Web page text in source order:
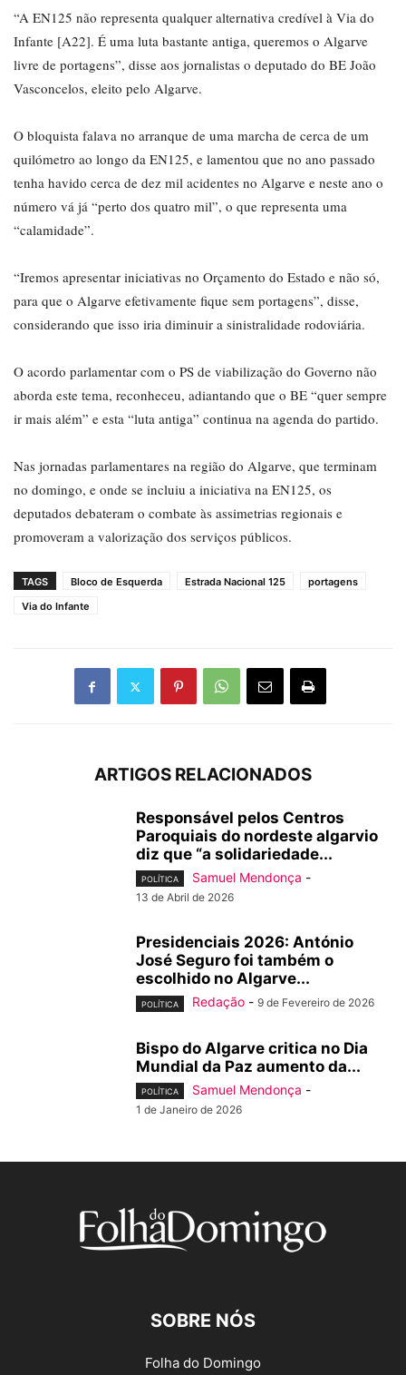
“A EN125 não representa qualquer alternativa credível à Via do
Infante [A22]. É uma luta bastante antiga, queremos o Algarve
livre de portagens”, disse aos jornalistas o deputado do BE João
Vasconcelos, eleito pelo Algarve.
O bloquista falava no arranque de uma marcha de cerca de um
quilómetro ao longo da EN125, e lamentou que no ano passado
tenha havido cerca de dez mil acidentes no Algarve e neste ano o
número vá já “perto dos quatro mil”, o que representa uma
“calamidade”.
“Iremos apresentar iniciativas no Orçamento do Estado e não só,
para que o Algarve efetivamente fique sem portagens”, disse,
considerando que isso iria diminuir a sinistralidade rodoviária.
O acordo parlamentar com o PS de viabilização do Governo não
aborda este tema, reconheceu, adiantando que o BE “quer sempre
ir mais além” e esta “luta antiga” continua na agenda do partido.
Nas jornadas parlamentares na região do Algarve, que terminam
no domingo, e onde se incluiu a iniciativa na EN125, os
deputados debateram o combate às assimetrias regionais e
promoveram a valorização dos serviços públicos.
TAGS Bloco de Esquerda Estrada Nacional 125
portagens
Via do Infante
ARTIGOS RELACIONADOS
Responsável pelos Centros
Paroquiais do nordeste algarvio
diz que “a solidariedade...
POLÍTICA Samuel Mendonça -
13 de Abril de 2026
Presidenciais 2026: António
José Seguro foi também o
escolhido no Algarve...
POLÍTICA Redação - 9 de Fevereiro de 2026
Bispo do Algarve critica no Dia
Mundial da Paz aumento da...
POLÍTICA Samuel Mendonça -
1 de Janeiro de 2026
SOBRE NÓS
Folha do Domingo